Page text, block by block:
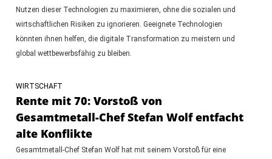
Nutzen dieser Technologien zu maximieren, ohne die sozialen und
wirtschaftlichen Risiken zu ignorieren. Geeignete Technologien
könnten ihnen helfen, die digitale Transformation zu meistern und
global wettbewerbsfähig zu bleiben.
WIRTSCHAFT
Rente mit 70: Vorstoß von
Gesamtmetall-Chef Stefan Wolf entfacht
alte Konflikte
Gesamtmetall-Chef Stefan Wolf hat mit seinem Vorstoß für eine